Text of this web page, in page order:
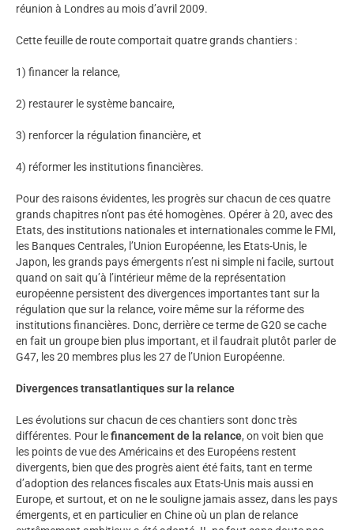
réunion à Londres au mois d’avril 2009.
Cette feuille de route comportait quatre grands chantiers :
1) financer la relance,
2) restaurer le système bancaire,
3) renforcer la régulation financière, et
4) réformer les institutions financières.
Pour des raisons évidentes, les progrès sur chacun de ces quatre
grands chapitres n’ont pas été homogènes. Opérer à 20, avec des
Etats, des institutions nationales et internationales comme le FMI,
les Banques Centrales, l’Union Européenne, les Etats-Unis, le
Japon, les grands pays émergents n’est ni simple ni facile, surtout
quand on sait qu’à l’intérieur même de la représentation
européenne persistent des divergences importantes tant sur la
régulation que sur la relance, voire même sur la réforme des
institutions financières. Donc, derrière ce terme de G20 se cache
en fait un groupe bien plus important, et il faudrait plutôt parler de
G47, les 20 membres plus les 27 de l’Union Européenne.
Divergences transatlantiques sur la relance
Les évolutions sur chacun de ces chantiers sont donc très
différentes. Pour lefinancement de la relance, on voit bien que
les points de vue des Américains et des Européens restent
divergents, bien que des progrès aient été faits, tant en terme
d’adoption des relances fiscales aux Etats-Unis mais aussi en
Europe, et surtout, et on ne le souligne jamais assez, dans les pays
émergents, et en particulier en Chine où un plan de relance